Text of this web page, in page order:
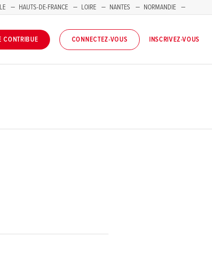
HAUTS-DE-FRANCE LOIRE NANTES
NORMANDIE
CONTRIBUE CONNECTEZ-VOUS INSCRIVEZ-VOUS